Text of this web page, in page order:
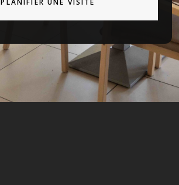
PLANIFIER UNE VISITE